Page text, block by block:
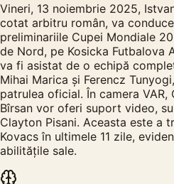
Vineri, 13 noiembrie 2025,
cotat arbitru român, va
preliminariile Cupei Mondiale
de Nord, pe Kosicka Futbalova
va fi asistat de o echipă
Mihai Marica și Ferencz
patrulea oficial. În camera VAR,
Bîrsan vor oferi suport video,
Clayton Pisani. Aceasta este a
Kovacs în ultimele 11 zile,
abilitățile sale.